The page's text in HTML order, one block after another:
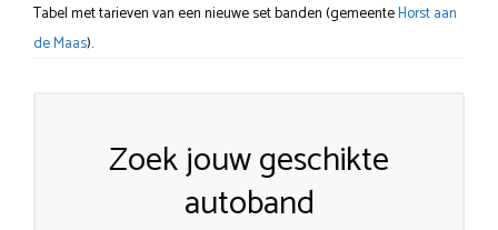
Tabel met tarieven van een nieuwe set banden (gemeenteHorst aan
de Maas).
Zoek jouw geschikte
autoband